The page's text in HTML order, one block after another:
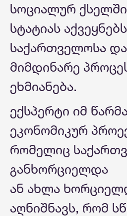
სოციალურ
სტატიას
საქართველოსა
მიმდინარე
ეხმიანება.
ექსპერტი იმ
ეკონომიკურ
რომელიც
განხორციელდა
ან ახლა
აღნიშნავს, რომ